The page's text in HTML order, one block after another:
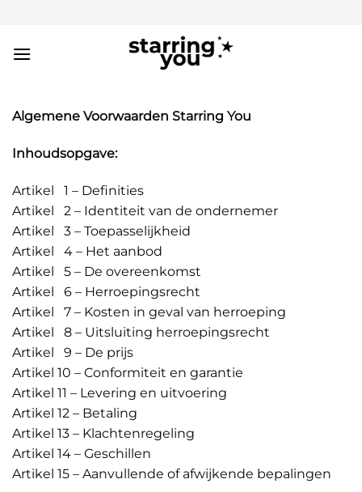
inhoud
Algemene Voorwaarden Starring You
Inhoudsopgave:
Artikel 1 – Definities
Artikel 2 – Identiteit van de ondernemer
Artikel 3 – Toepasselijkheid
Artikel 4 – Het aanbod
Artikel 5 – De overeenkomst
Artikel 6 – Herroepingsrecht
Artikel 7 – Kosten in geval van herroeping
Artikel 8 – Uitsluiting herroepingsrecht
Artikel 9 – De prijs
Artikel 10 – Conformiteit en garantie
Artikel 11 – Levering en uitvoering
Artikel 12 – Betaling
Artikel 13 – Klachtenregeling
Artikel 14 – Geschillen
Artikel 15 – Aanvullende of afwijkende bepalingen